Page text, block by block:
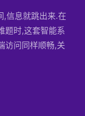
,信息就跳出来.在
题时,这套智能系
访问同样顺畅,关